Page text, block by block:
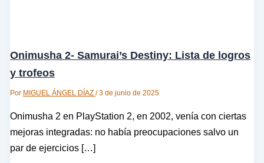
Onimusha 2- Samurai’s Destiny: Lista de logros
y trofeos
Por MIGUEL ÁNGEL DÍAZ /3 de junio de 2025
Onimusha 2 en PlayStation 2, en 2002, venía con ciertas
mejoras integradas: no había preocupaciones salvo un
par de ejercicios […]